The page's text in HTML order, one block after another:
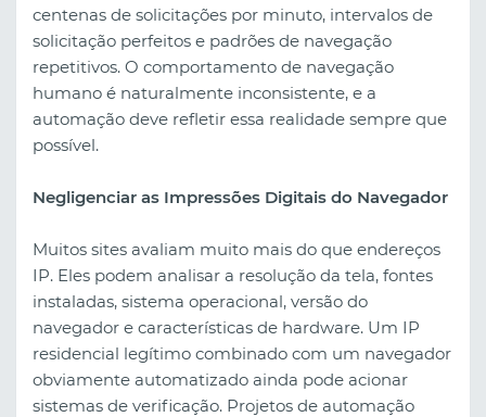
centenas de solicitações por minuto, intervalos de
solicitação perfeitos e padrões de navegação
repetitivos. O comportamento de navegação
humano é naturalmente inconsistente, e a
automação deve refletir essa realidade sempre que
possível.
Negligenciar as Impressões Digitais do Navegador
Muitos sites avaliam muito mais do que endereços
IP. Eles podem analisar a resolução da tela, fontes
instaladas, sistema operacional, versão do
navegador e características de hardware. Um IP
residencial legítimo combinado com um navegador
obviamente automatizado ainda pode acionar
sistemas de verificação. Projetos de automação